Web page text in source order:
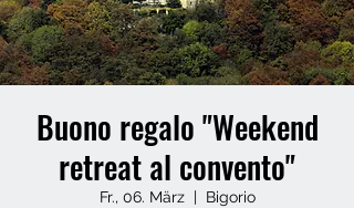
Buono regalo "Weekend
retreat al convento"
Fr., 06. März
  |
Bigorio